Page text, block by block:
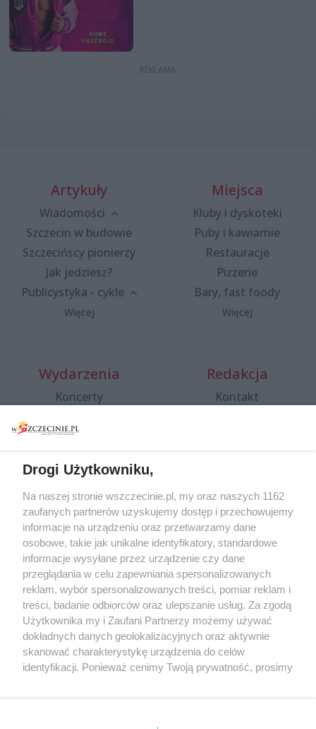
Artykuły
Wiadomości
Szczecin w budowie
Szczecińscy pionierzy
Jak jedziesz?
Publicystyka - cykle
Więcej
Miejsca
Kluby i dyskoteki
Puby i kawiarnie
Restauracje
Pizzerie
Bary, fast foody
Więcej
Wydarzenia
Koncerty
Spacery i oprowadzania
targi
Wernisaże
Więcej
Redakcja
Kontakt
Specjalny koncert z okazji
20. urodzin portalu
wSzczecinie.pl
Regulamin konkursów
śniadaniówka "Hej
Szczecin! Jest piątek!"
Partnerzy
Praca Szczecin
Drogi Użytkowniku,
Na naszej stronie wszczecinie.pl, my oraz naszych 1162
zaufanych partnerów uzyskujemy dostęp i przechowujemy
informacje na urządzeniu oraz przetwarzamy dane
osobowe, takie jak unikalne identyfikatory, standardowe
informacje wysyłane przez urządzenie czy dane
przeglądania w celu zapewniania spersonalizowanych
reklam, wybór spersonalizowanych treści, pomiar reklam i
treści, badanie odbiorców oraz ulepszanie usług. Za zgodą
Użytkownika my i Zaufani Partnerzy możemy używać
dokładnych danych geolokalizacyjnych oraz aktywnie
skanować charakterystykę urządzenia do celów
identyfikacji. Ponieważ cenimy Twoją prywatność, prosimy